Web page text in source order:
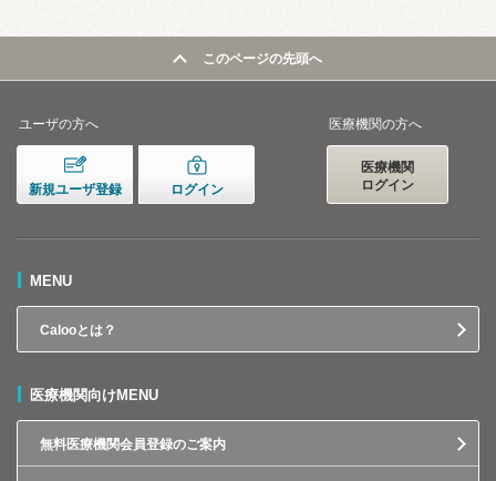
このページの先頭へ
ユーザの方へ
新規ユーザ登録 ログイン
医療機関の方へ
医療機関
ログイン
MENU
Calooとは？
医療機関向けMENU
無料医療機関会員登録のご案内